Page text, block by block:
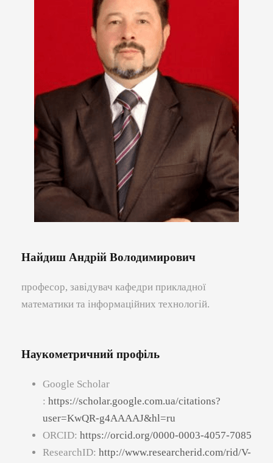
Найдиш Андрій Володимирович
професор, завідувач кафедри прикладної
математики та інформаційних технологій.
Наукометричний профіль
Google Scholar
: https://scholar.google.com.ua/citations?
user=KwQR-g4AAAAJ&hl=ru
ORCID: https://orcid.org/0000-0003-4057-7085
ResearchID: http://www.researcherid.com/rid/V-